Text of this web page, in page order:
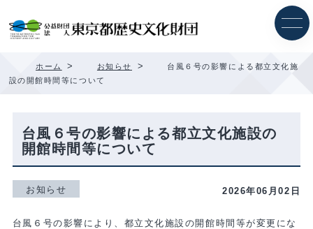
ッ
ホーム > お知らせ >
台風６号の影響による都立文化施
設の開館時間等について
台風６号の影響による都立文化施設の
開館時間等について
お知らせ 2026年06月02日
台風６号の影響により、都立文化施設の開館時間等が変更にな